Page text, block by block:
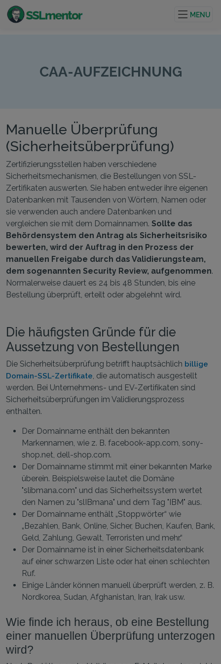
Internetprojekte.
MENU
CAA-AUFZEICHNUNG
Manuelle Überprüfung
(Sicherheitsüberprüfung)
Zertifizierungsstellen haben verschiedene
Sicherheitsmechanismen, die Bestellungen von SSL-
Zertifikaten auswerten. Sie haben entweder ihre eigenen
Datenbanken mit Tausenden von Wörtern, Namen oder
sie verwenden auch andere Datenbanken und
vergleichen sie mit dem Domainnamen. Sollte das
Behördensystem den Antrag als Sicherheitsrisiko
bewerten, wird der Auftrag in den Prozess der
manuellen Freigabe durch das Validierungsteam,
dem sogenannten Security Review, aufgenommen.
Normalerweise dauert es 24 bis 48 Stunden, bis eine
Bestellung überprüft, erteilt oder abgelehnt wird.
Die häufigsten Gründe für die
Aussetzung von Bestellungen
Die Sicherheitsüberprüfung betrifft hauptsächlich billige
Domain-SSL-Zertifikate, die automatisch ausgestellt
werden. Bei Unternehmens- und EV-Zertifikaten sind
Sicherheitsüberprüfungen im Validierungsprozess
enthalten.
Der Domainname enthält den bekannten
Markennamen, wie z. B. facebook-app.com, sony-
shop.net, dell-shop.com.
Der Domainname stimmt mit einer bekannten Marke
überein. Beispielsweise lautet die Domäne
"slibmana.com" und das Sicherheitssystem wertet
den Namen zu "slIBmana" und dem Tag "IBM" aus.
Der Domainname enthält „Stoppwörter“ wie
„Bezahlen, Bank, Online, Sicher, Buchen, Kaufen, Bank,
Geld, Zahlung, Gewalt, Terroristen und mehr.“
Der Domainname ist in einer Sicherheitsdatenbank
auf einer schwarzen Liste oder hat einen schlechten
Ruf.
Einige Länder können manuell überprüft werden, z. B.
Nordkorea, Sudan, Afghanistan, Iran, Irak usw.
Wie finde ich heraus, ob eine Bestellung
einer manuellen Überprüfung unterzogen
wird?